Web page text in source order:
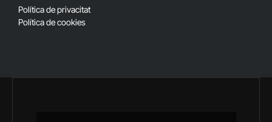
Política de privacitat
Política de cookies